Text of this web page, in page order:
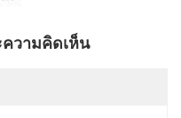
วามคิดเห็น